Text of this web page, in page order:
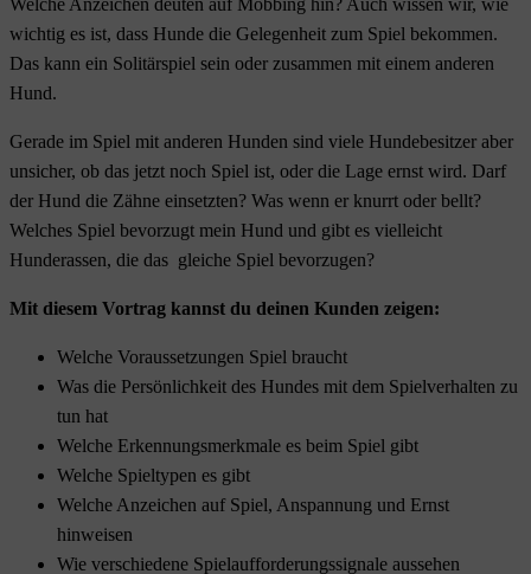
wichtig es ist, dass Hunde die Gelegenheit zum Spiel bekommen.
Das kann ein Solitärspiel sein oder zusammen mit einem anderen
Hund.
Gerade im Spiel mit anderen Hunden sind viele Hundebesitzer aber
unsicher, ob das jetzt noch Spiel ist, oder die Lage ernst wird. Darf
der Hund die Zähne einsetzten? Was wenn er knurrt oder bellt?
Welches Spiel bevorzugt mein Hund und gibt es vielleicht
Hunderassen, die das gleiche Spiel bevorzugen?
Mit diesem Vortrag kannst du deinen Kunden zeigen:
Welche Voraussetzungen Spiel braucht
Was die Persönlichkeit des Hundes mit dem Spielverhalten zu
tun hat
Welche Erkennungsmerkmale es beim Spiel gibt
Welche Spieltypen es gibt
Welche Anzeichen auf Spiel, Anspannung und Ernst
hinweisen
Wie verschiedene Spielaufforderungssignale aussehen